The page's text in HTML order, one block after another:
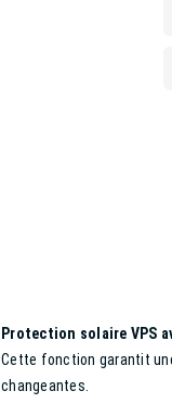
Protection solaire VPS
Cette fonction garantit
changeantes.